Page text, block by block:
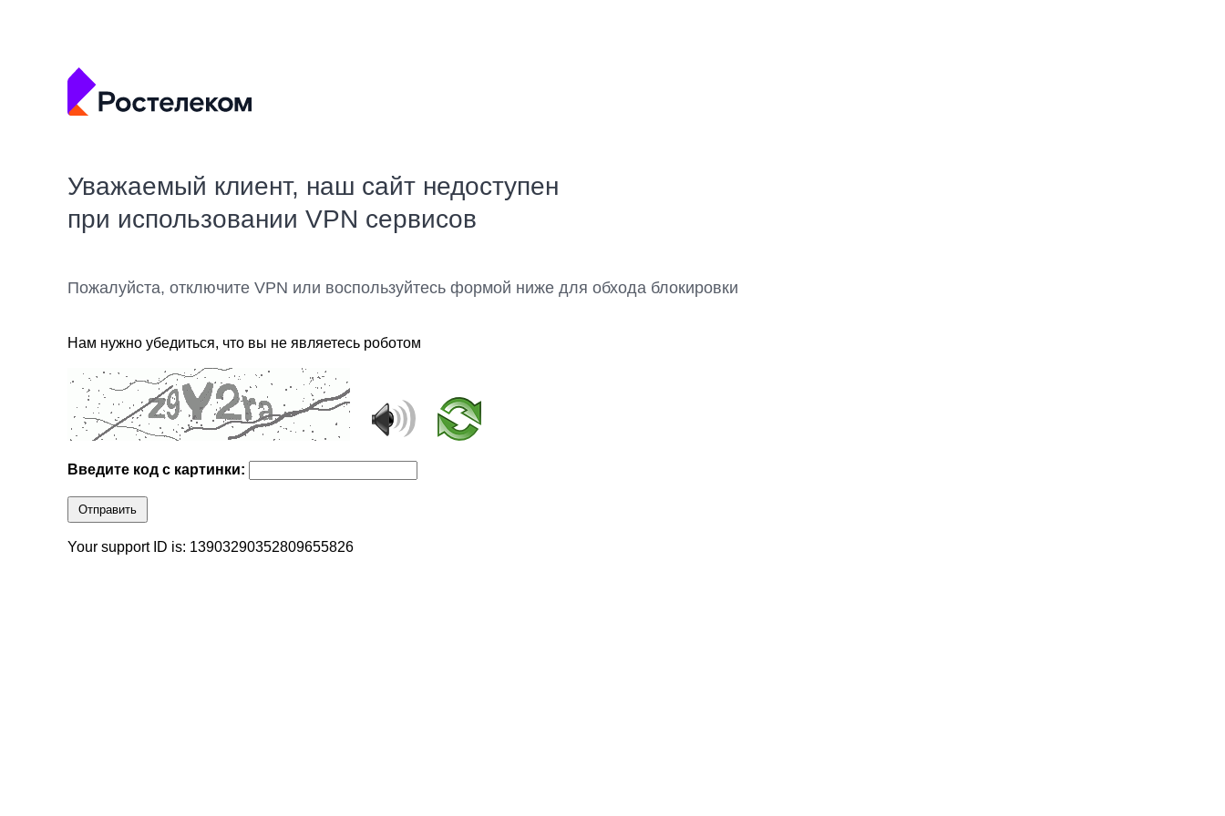
Уважаемый клиент, наш сайт недоступен
при использовании VPN сервисов
Пожалуйста, отключите VPN или воспользуйтесь формой ниже для обхода блокировки
Нам нужно убедиться, что вы не являетесь роботом
Введите код с картинки:
Отправить
Your support ID is: 13903290352809655826